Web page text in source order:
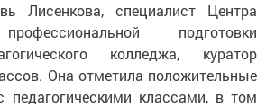
Лисенкова, специалист Центра
подготовки
колледжа, куратор
Она отметила положительные
классами, в том